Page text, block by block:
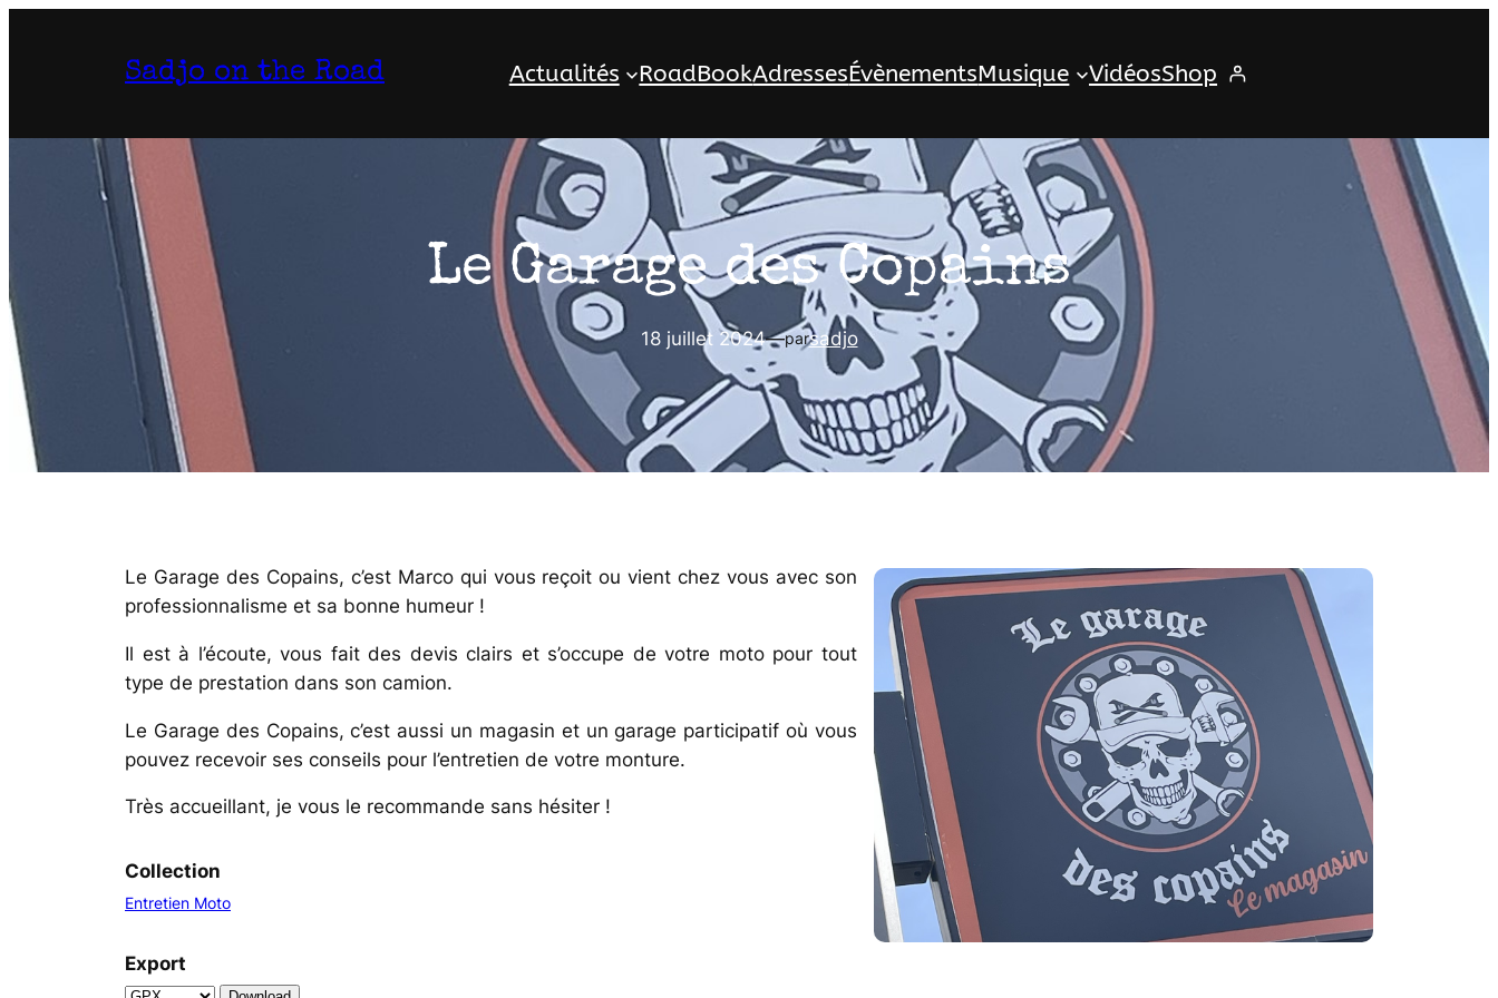
Sadjo on the Road Actualités RoadBookAdressesÉvènementsMusique VidéosShop
Le Garage des Copains
18 juillet 2024—parsadjo
Le Garage des Copains, c’est Marco qui vous reçoit ou vient chez vous avec son
professionnalisme et sa bonne humeur !
Il est à l’écoute, vous fait des devis clairs et s’occupe de votre moto pour tout
type de prestation dans son camion.
Le Garage des Copains, c’est aussi un magasin et un garage participatif où vous
pouvez recevoir ses conseils pour l’entretien de votre monture.
Très accueillant, je vous le recommande sans hésiter !
Collection
Entretien Moto
Export